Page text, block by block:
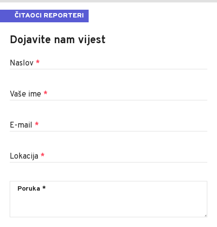
ČITAOCI REPORTERI
Dojavite nam vijest
Naslov *
Vaše ime *
E-mail *
Lokacija *